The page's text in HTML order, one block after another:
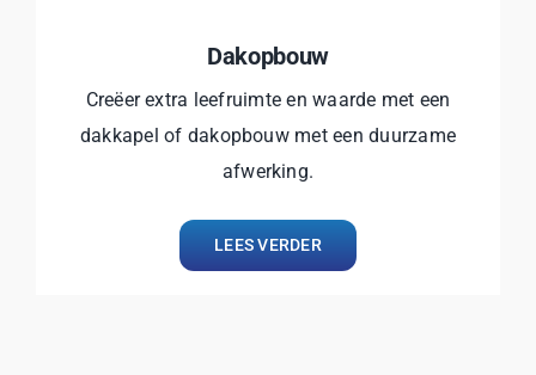
Dakopbouw
Creëer extra leefruimte en waarde met een
dakkapel of dakopbouw met een duurzame
afwerking.
LEES VERDER